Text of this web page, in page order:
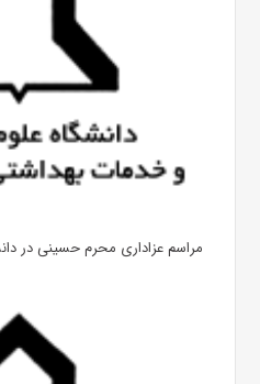
مراسم عزاداری محرم حسینی در